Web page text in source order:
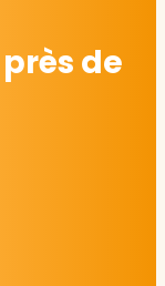
de